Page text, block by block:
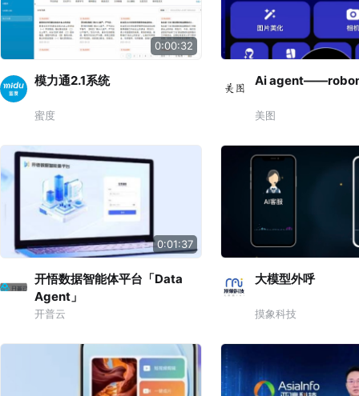
0:00:32
模力通2.1系统
蜜度
Ai
美图
0:01:37
开悟数据智能体平台「Data
Agent」
开普云
大模型外呼
摸象科技